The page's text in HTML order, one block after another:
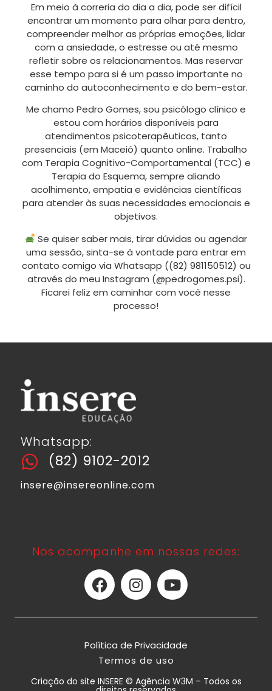
Em meio à correria do dia a dia, pode ser difícil
encontrar um momento para olhar para dentro,
compreender melhor as próprias emoções, lidar
com a ansiedade, o estresse ou até mesmo
refletir sobre os relacionamentos. Mas reservar
esse tempo para si é um passo importante no
caminho do autoconhecimento e do bem-estar.
Me chamo Pedro Gomes, sou psicólogo clínico e
estou com horários disponíveis para
atendimentos psicoterapêuticos, tanto
presenciais (em Maceió) quanto online. Trabalho
com Terapia Cognitivo-Comportamental (TCC) e
Terapia do Esquema, sempre aliando
acolhimento, empatia e evidências científicas
para atender às suas necessidades emocionais e
objetivos.
Se quiser saber mais, tirar dúvidas ou agendar
uma sessão, sinta-se à vontade para entrar em
contato comigo via Whatsapp ((82) 981150512) ou
através do meu Instagram (@pedrogomes.psi).
Ficarei feliz em caminhar com você nesse
processo!
Whatsapp:
(82) 9102-2012
insere@insereonline.com
Nos acompanhe em nossas redes:
Política de Privacidade
Termos de uso
Criação do site INSERE © Agência W3M – Todos os